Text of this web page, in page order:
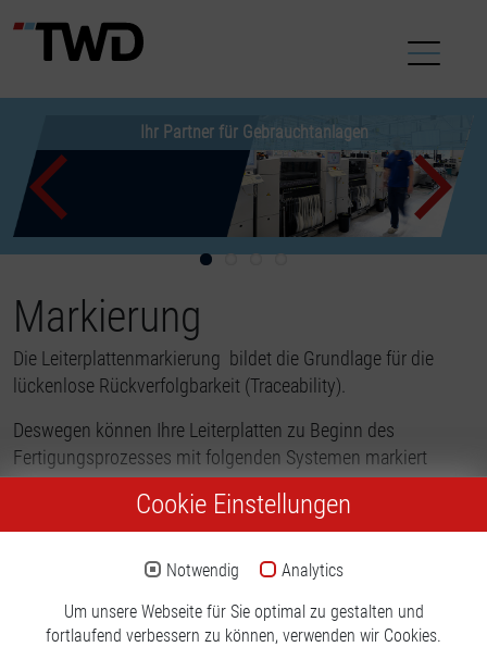
Ihr Partner für Gebrauchtanlagen
Neue Gebrauchtanlagen
jetzt verfügbar
Passgenaue Angebote
für Ihre Produktion
Gebrauchtmaschinen
machen Neuanschaffungen überflüssig
Markierung
Die Leiterplattenmarkierung bildet die Grundlage für die
lückenlose Rückverfolgbarkeit (Traceability).
Deswegen können Ihre Leiterplatten zu Beginn des
Fertigungsprozesses mit folgenden Systemen markiert
werden: Injektdruck, Labelbeschriftung. In einer Datenbank
werden dann die Informationen zu Bauelementen mit der
Leiterplatte verknüpft.
Aktuell keine Produkte
Cookie Einstellungen
Notwendig
Analytics
Um unsere Webseite für Sie optimal zu gestalten und
fortlaufend verbessern zu können, verwenden wir Cookies.